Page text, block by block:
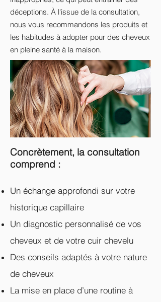
déceptions. À l'issue de la consultation,
nous vous recommandons les produits et
les habitudes à adopter pour des cheveux
en pleine santé à la maison.
Concrètement, la consultation
comprend :
Un échange approfondi sur votre
historique capillaire
Un diagnostic personnalisé de vos
cheveux et de votre cuir chevelu
Des conseils adaptés à votre nature
de cheveux
La mise en place d’une routine à